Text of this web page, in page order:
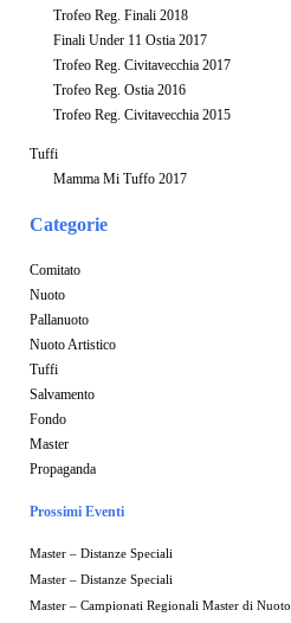
Trofeo Reg. Finali 2018
Finali Under 11 Ostia 2017
Trofeo Reg. Civitavecchia 2017
Trofeo Reg. Ostia 2016
Trofeo Reg. Civitavecchia 2015
Tuffi
Mamma Mi Tuffo 2017
Categorie
Comitato
Nuoto
Pallanuoto
Nuoto Artistico
Tuffi
Salvamento
Fondo
Master
Propaganda
Prossimi Eventi
Master – Distanze Speciali
Master – Distanze Speciali
Master – Campionati Regionali Master di Nuoto